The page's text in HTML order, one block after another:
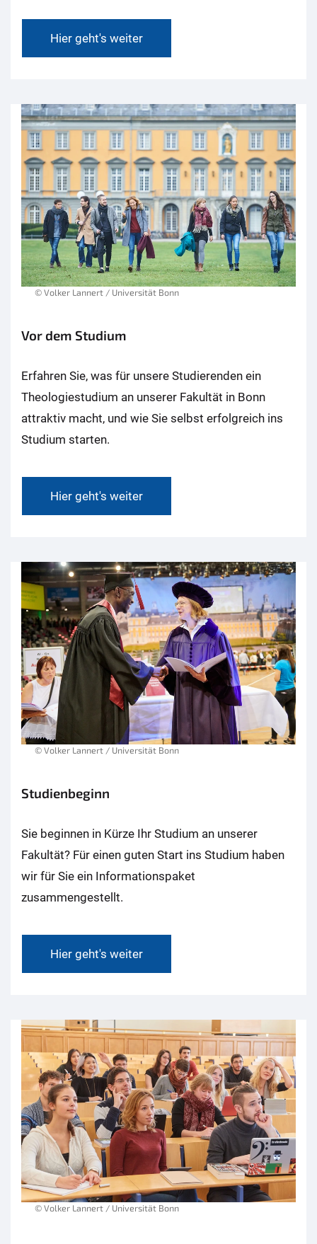
Hier geht's weiter
© Volker Lannert / Universität Bonn
Vor dem Studium
Erfahren Sie, was für unsere Studierenden ein
Theologiestudium an unserer Fakultät in Bonn
attraktiv macht, und wie Sie selbst erfolgreich ins
Studium starten.
Hier geht's weiter
© Volker Lannert / Universität Bonn
Studienbeginn
Sie beginnen in Kürze Ihr Studium an unserer
Fakultät? Für einen guten Start ins Studium haben
wir für Sie ein Informationspaket
zusammengestellt.
Hier geht's weiter
© Volker Lannert / Universität Bonn